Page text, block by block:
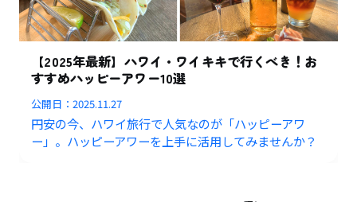
【2025年最新】ハワイ・ワイキキで行くべき！お
すすめハッピーアワー10選
公開日：2025.11.27
円安の今、ハワイ旅行で人気なのが「ハッピーアワ
ー」。ハッピーアワーを上手に活用してみませんか？